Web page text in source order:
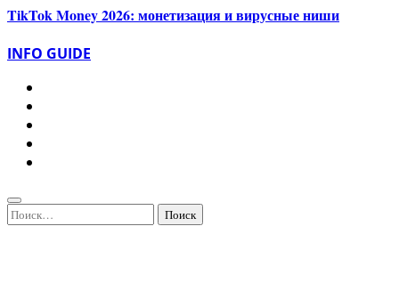
TikTok Money 2026: монетизация и вирусные ниши
INFO GUIDE
Найти: